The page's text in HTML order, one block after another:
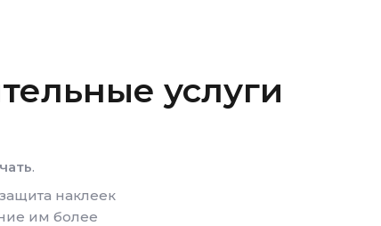
услуги
.
наклеек
им более